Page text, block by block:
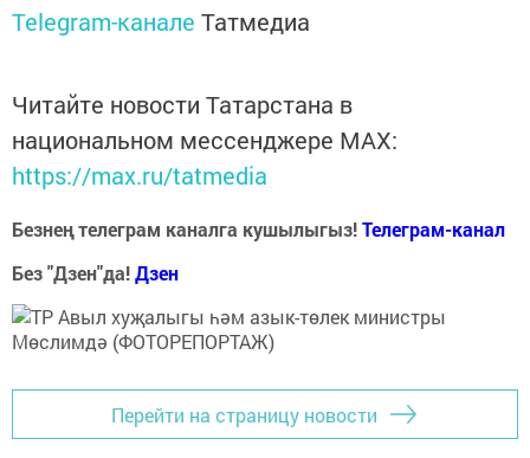
Telegram-канале Татмедиа
Читайте новости Татарстана в
национальном мессенджере MАХ:
https://max.ru/tatmedia
Безнең телеграм каналга кушылыгыз!Телеграм-канал
Без "Дзен"да!Дзен
Перейти на страницу новости